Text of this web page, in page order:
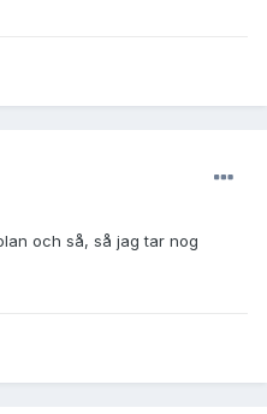
och så, så jag tar nog